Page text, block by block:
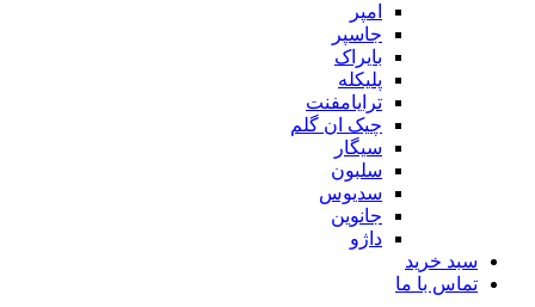
ترایامفنت
چیک ان گلم
سدیوس
خرید
با ما